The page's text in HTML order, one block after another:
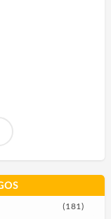
(181)